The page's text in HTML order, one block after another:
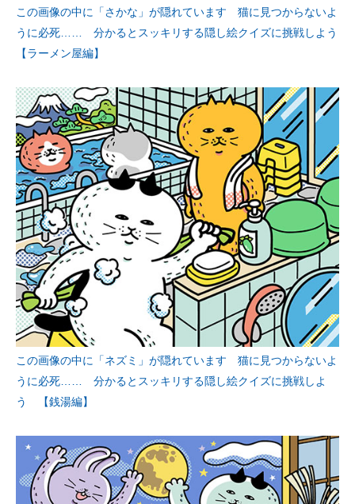
この画像の中に「さかな」が隠れています 猫に見つからないよ
うに必死…… 分かるとスッキリする隠し絵クイズに挑戦しよう
【ラーメン屋編】
この画像の中に「ネズミ」が隠れています 猫に見つからないよ
うに必死…… 分かるとスッキリする隠し絵クイズに挑戦しよ
う 【銭湯編】